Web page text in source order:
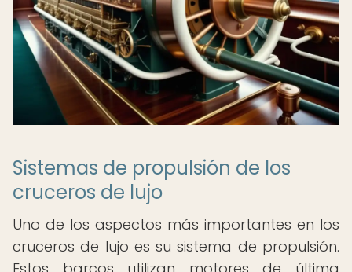
Sistemas de propulsión de los
cruceros de lujo
Uno de los aspectos más importantes en los
cruceros de lujo es su sistema de propulsión.